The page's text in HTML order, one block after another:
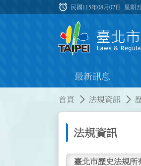
:::
alarm 民國115年08月07日 星期
最新訊息
首頁 法規資訊
法規資訊
臺北市歷史法規所